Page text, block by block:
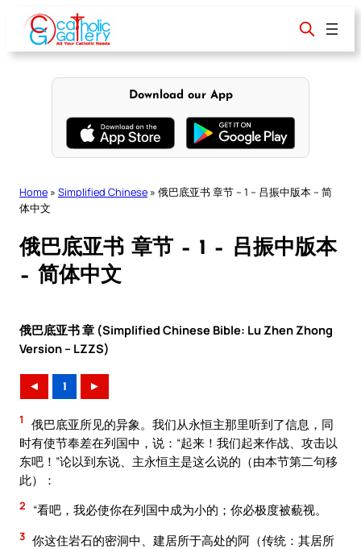
content
Download our App
Home » Simplified Chinese » 俄巴底亚书 章节 – 1 – 吕振中版本 – 简
体中文
俄巴底亚书 章节 – 1 – 吕振中版本
– 简体中文
俄巴底亚书 章 (Simplified Chinese Bible: Lu Zhen Zhong
Version – LZZS)
◄ 1 ►
1
俄巴底亚所见的异象。我们从永恒主那里听到了信息，同
时有使节奉差在列国中，说：“起来！我们起来作战、攻击以
东吧！”论以到东说、主永恒主是这么说的（由本节第二句移
此）：
2 “看吧，我必使你在列国中成为小的；你必极度被藐视。
3 你这住岩石的密洞中、建居所于高处的阿（传统：其居所